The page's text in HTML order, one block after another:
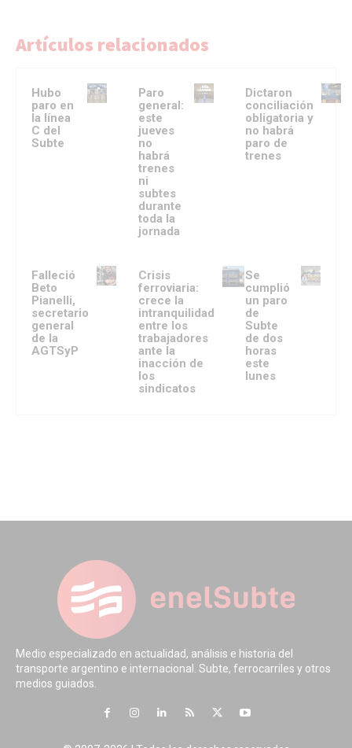
Artículos relacionados
Hubo
paro en
la línea
C del
Subte
Paro
general:
este
jueves
no
habrá
trenes
ni
subtes
durante
toda la
jornada
Dictaron
conciliación
obligatoria y
no habrá
paro de
trenes
Falleció
Beto
Pianelli,
secretario
general
de la
AGTSyP
Crisis
ferroviaria:
crece la
intranquilidad
entre los
trabajadores
ante la
inacción de
los
sindicatos
Se
cumplió
un paro
de
Subte
de dos
horas
este
lunes
Medio especializado en actualidad, análisis e historia del
transporte argentino e internacional. Subte, ferrocarriles y otros
medios guiados.